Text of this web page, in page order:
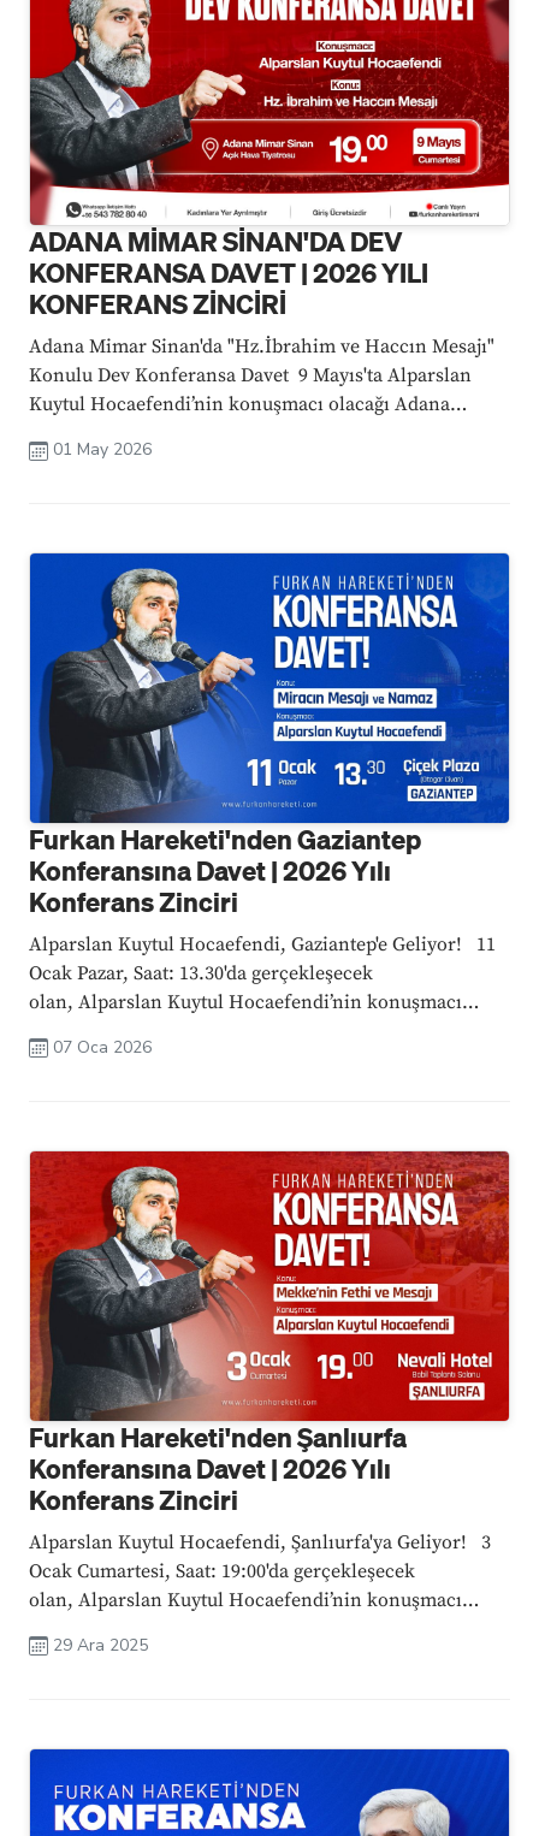
ADANA MİMAR SİNAN'DA DEV
KONFERANSA DAVET | 2026 YILI
KONFERANS ZİNCİRİ
Adana Mimar Sinan'da "Hz.İbrahim ve Haccın Mesajı"
Konulu Dev Konferansa Davet 9 Mayıs'ta Alparslan
Kuytul Hocaefendi’nin konuşmacı olacağı Adana
Haccın Mesajı" konusu ele alınacaktır. ...
01 May 2026
Furkan Hareketi'nden Gaziantep
Konferansına Davet | 2026 Yılı
Konferans Zinciri
Alparslan Kuytul Hocaefendi, Gaziantep'e Geliyor! 11
Ocak Pazar, Saat: 13.30'da gerçekleşecek
olan, Alparslan Kuytul Hocaefendi’nin konuşmacı
Namaz konusu ele alınacak; Miraç hadisesinin manevî
07 Oca 2026
Furkan Hareketi'nden Şanlıurfa
Konferansına Davet | 2026 Yılı
Konferans Zinciri
Alparslan Kuytul Hocaefendi, Şanlıurfa'ya Geliyor! 3
Ocak Cumartesi, Saat: 19:00'da gerçekleşecek
olan, Alparslan Kuytul Hocaefendi’nin konuşmacı
Mesajı konusu ele alınacak; Mekke’nin Fethi’nin İslam
29 Ara 2025